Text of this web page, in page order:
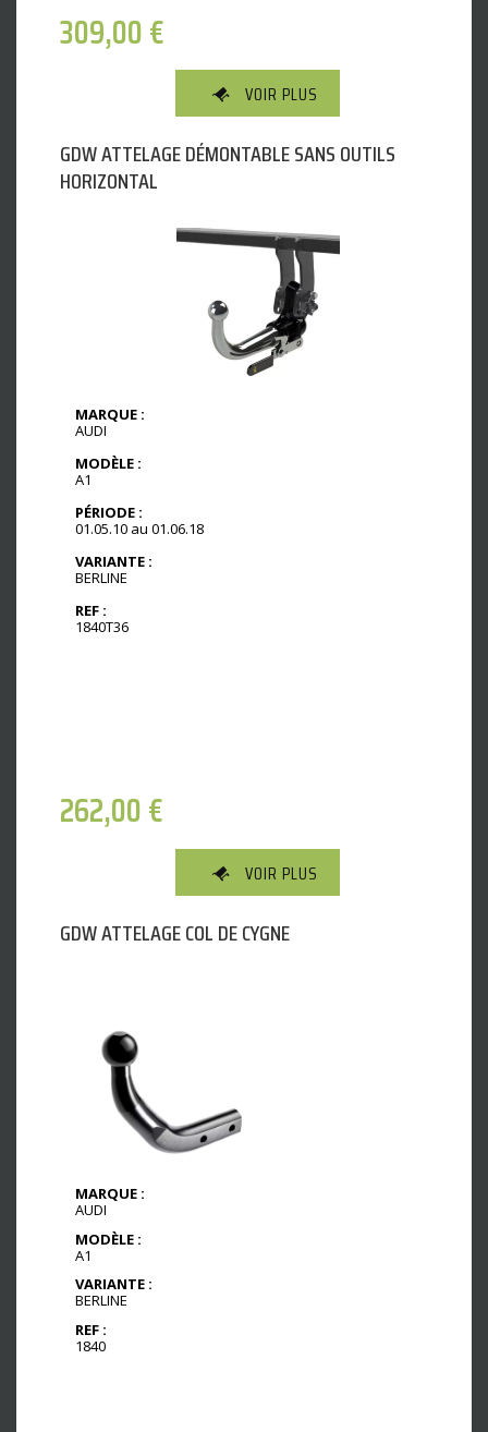
309,00€
VOIR PLUS
GDW ATTELAGE DÉMONTABLE SANS OUTILS
HORIZONTAL
MARQUE :
AUDI
MODÈLE :
A1
PÉRIODE :
01.05.10 au 01.06.18
VARIANTE :
BERLINE
REF :
1840T36
262,00€
VOIR PLUS
GDW ATTELAGE COL DE CYGNE
MARQUE :
AUDI
MODÈLE :
A1
VARIANTE :
BERLINE
REF :
1840